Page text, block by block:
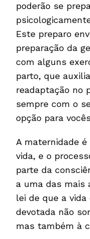
poderão se
Este preparo
preparação da
com alguns
parto, que
readaptação no
sempre com o
opção para
A maternidade
vida, e o
parte da
a uma das mais
lei de que a
devotada não
mas também à